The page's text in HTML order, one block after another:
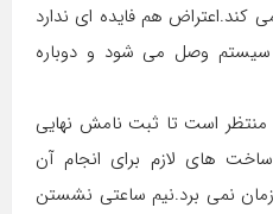
هم فایده ای ندارد
وصل می شود و دوباره
است تا ثبت نامش نهایی
های لازم برای انجام آن
از ۲۰دقیقه زمان نمی برد.نیم ساعتی نشستن